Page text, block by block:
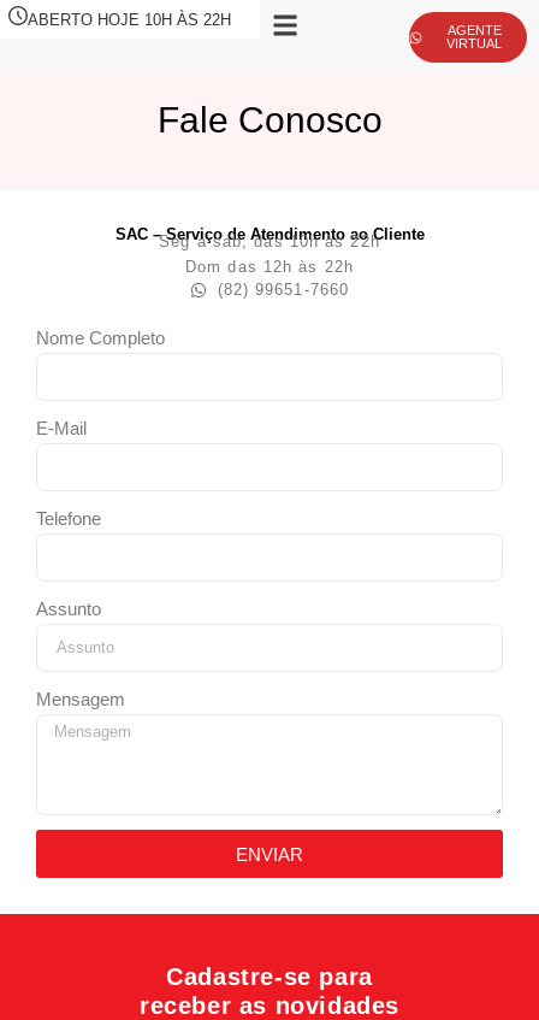
ABERTO HOJE 10H ÀS 22H
AGENTE
VIRTUAL
Fale Conosco
SAC – Serviço de Atendimento ao Cliente
Seg a sab, das 10h às 22h
Dom das 12h às 22h
(82) 99651-7660
Nome Completo
E-Mail
Telefone
Assunto
Mensagem
ENVIAR
Cadastre-se para
receber as novidades